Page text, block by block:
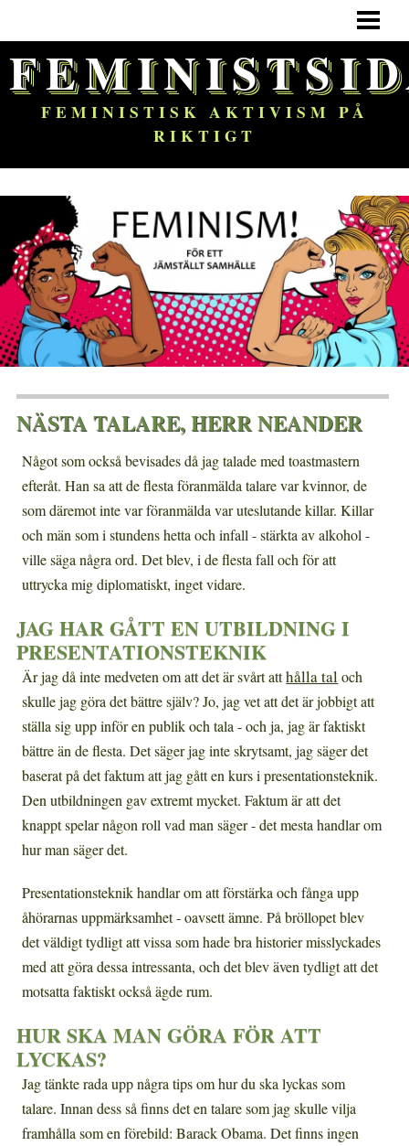
FEMINISM
OM BLOGGEN
FEMINISTISK AKTIVISM PÅ
RIKTIGT
NÄSTA TALARE, HERR NEANDER
Något som också bevisades då jag talade med toastmastern
efteråt. Han sa att de flesta föranmälda talare var kvinnor, de
som däremot inte var föranmälda var uteslutande killar. Killar
och män som i stundens hetta och infall - stärkta av alkohol -
ville säga några ord. Det blev, i de flesta fall och för att
uttrycka mig diplomatiskt, inget vidare.
JAG HAR GÅTT EN UTBILDNING I
PRESENTATIONSTEKNIK
Är jag då inte medveten om att det är svårt atthålla taloch
skulle jag göra det bättre själv? Jo, jag vet att det är jobbigt att
ställa sig upp inför en publik och tala - och ja, jag är faktiskt
bättre än de flesta. Det säger jag inte skrytsamt, jag säger det
baserat på det faktum att jag gått en kurs i presentationsteknik.
Den utbildningen gav extremt mycket. Faktum är att det
knappt spelar någon roll vad man säger - det mesta handlar om
hur man säger det.
Presentationsteknik handlar om att förstärka och fånga upp
åhörarnas uppmärksamhet - oavsett ämne. På bröllopet blev
det väldigt tydligt att vissa som hade bra historier misslyckades
med att göra dessa intressanta, och det blev även tydligt att det
motsatta faktiskt också ägde rum.
HUR SKA MAN GÖRA FÖR ATT
LYCKAS?
Jag tänkte rada upp några tips om hur du ska lyckas som
talare. Innan dess så finns det en talare som jag skulle vilja
framhålla som en förebild: Barack Obama. Det finns ingen